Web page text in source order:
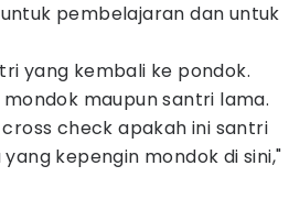
pembelajaran dan untuk
yang kembali ke pondok.
maupun santri lama.
check apakah ini santri
kepengin mondok di sini,"